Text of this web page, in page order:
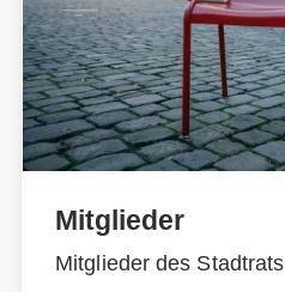
Mitglieder
Mitglieder des Stadtrats